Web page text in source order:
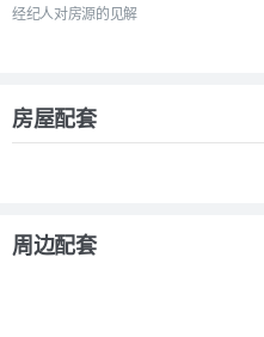
经纪人对房源的见解
房屋配套
周边配套